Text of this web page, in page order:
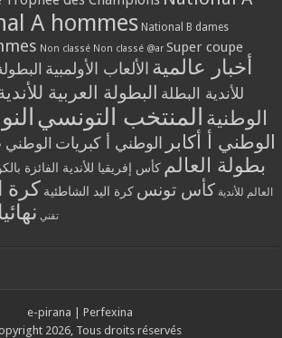
A hommes National B dames
Non classé Non classé @ar Super coupe
أخبار عالمية الألعاب الأولمبية
للأندية البطلة البطولة العربية
الوطنية المنتخب التونسي
الوطني أ أكابر الوطني أ كبريات الوطني
بطولة العالم كأس إفريقيا للأندية الفائزة
العالم للأندية كأس تونس كرة اليد الشاطئية كرة
تقني
e-pirana
Perfexina
2026, Tous droits réservés